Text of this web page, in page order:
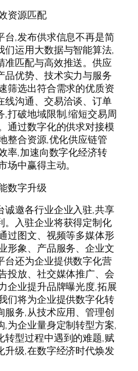
资源匹配
台,发布供求信息不再是简
们运用大数据与智能算法,
准匹配与高效推送。供应
品优势、技术实力与服务
筛选出符合需求的优质资
线沟通、交易洽谈、订单
,打破地域限制,缩短交易周
通过数字化的供求对接模
整合资源,优化供应链管
率,加速向数字化经济转
场中赢得主动。
数字升级
诚邀各行业企业入驻,共享
。入驻企业将获得定制化
过图文、视频等多媒体形
形象、产品服务、企业文
台还为企业提供数字化营
投放、社交媒体推广、会
企业提升品牌曝光度,拓展
们将为企业提供数字化转
服务,从技术应用、管理创
,为企业量身定制转型方案,
转型过程中遇到的难题,赋
升级,在数字经济时代焕发